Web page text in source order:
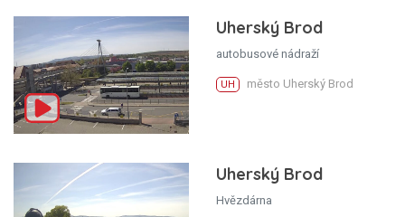
Uherský Brod
autobusové nádraží
UH město Uherský Brod
Uherský Brod
Hvězdárna